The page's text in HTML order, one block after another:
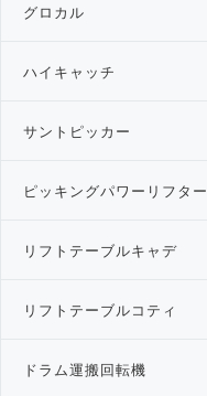
グロカル
ハイキャッチ
サントピッカー
ピッキングパワーリフター
リフトテーブルキャデ
リフトテーブルコティ
ドラム運搬回転機